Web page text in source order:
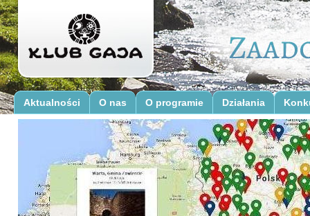
Aktualności O nas O programie Działania